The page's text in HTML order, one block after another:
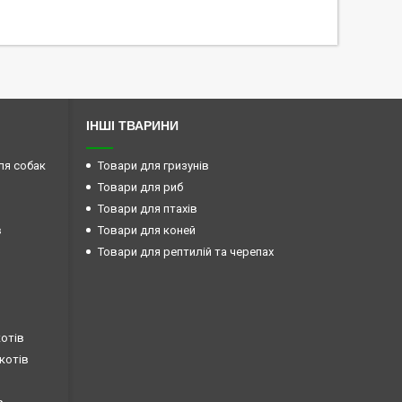
собак
ІНШІ ТВАРИНИ
Товари для гризунів
Товари для риб
Товари для птахів
Товари для коней
Товари для рептилій та черепах